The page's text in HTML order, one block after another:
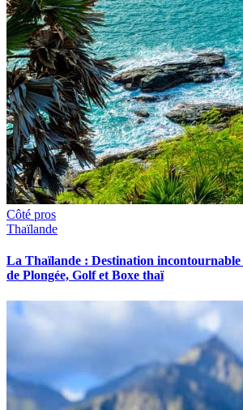
Côté pros
Thaïlande
La Thaïlande : Destination incontournable
de Plongée, Golf et Boxe thaï